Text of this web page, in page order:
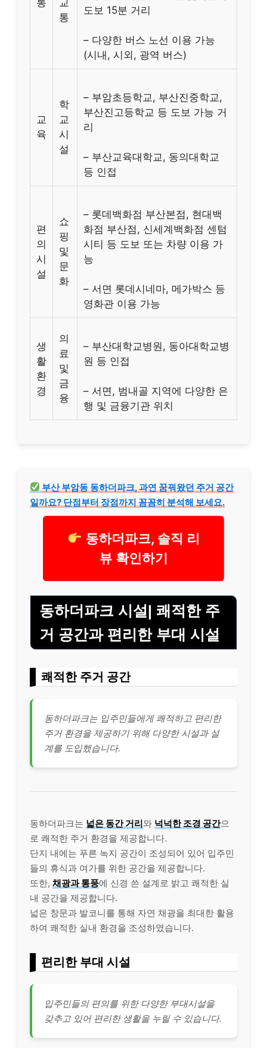
통
도보 15분 거리
– 다양한 버스 노선 이용 가능
(시내, 시외, 광역 버스)
교
육
학
교
시
설
– 부암초등학교, 부산진중학교,
부산진고등학교 등 도보 가능 거
리
– 부산교육대학교, 동의대학교
등 인접
편
의
시
설
쇼
핑
및
문
화
– 롯데백화점 부산본점, 현대백
화점 부산점, 신세계백화점 센텀
시티 등 도보 또는 차량 이용 가
능
– 서면 롯데시네마, 메가박스 등
영화관 이용 가능
생
활
환
경
의
료
및
금
융
– 부산대학교병원, 동아대학교병
원 등 인접
– 서면, 범내골 지역에 다양한 은
행 및 금융기관 위치
부산 부암동 동하더파크, 과연 꿈꿔왔던 주거 공간
일까요? 단점부터 장점까지 꼼꼼히 분석해 보세요.
동하더파크, 솔직 리
뷰 확인하기
동하더파크 시설| 쾌적한 주
거 공간과 편리한 부대 시설
쾌적한 주거 공간
동하더파크는 입주민들에게 쾌적하고 편리한
주거 환경을 제공하기 위해 다양한 시설과 설
계를 도입했습니다.
동하더파크는 넓은 동간 거리와 넉넉한 조경 공간으
로 쾌적한 주거 환경을 제공합니다.
단지 내에는 푸른 녹지 공간이 조성되어 있어 입주민
들의 휴식과 여가를 위한 공간을 제공합니다.
또한, 채광과 통풍에 신경 쓴 설계로 밝고 쾌적한 실
내 공간을 제공합니다.
넓은 창문과 발코니를 통해 자연 채광을 최대한 활용
하여 쾌적한 실내 환경을 조성하였습니다.
편리한 부대 시설
입주민들의 편의를 위한 다양한 부대시설을
갖추고 있어 편리한 생활을 누릴 수 있습니다.